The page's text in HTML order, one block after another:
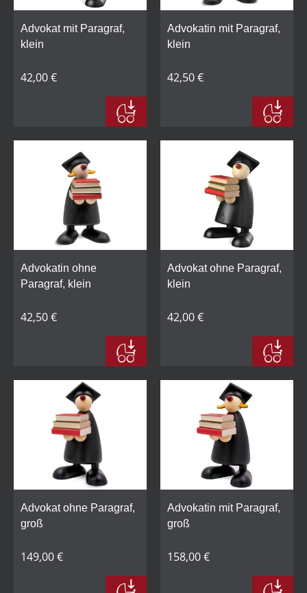
Advokat mit Paragraf,
klein
42,00 €
Advokatin mit Paragraf,
klein
42,50 €
Advokatin ohne
Paragraf, klein
42,50 €
Advokat ohne Paragraf,
klein
42,00 €
Advokat ohne Paragraf,
groß
149,00 €
Advokatin mit Paragraf,
groß
158,00 €